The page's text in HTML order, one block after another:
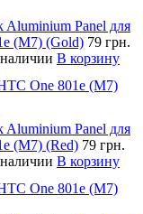
Aluminium Panel для
(M7) (Gold) 79 грн.
В корзину
One 801e (M7)
Aluminium Panel для
(M7) (Red) 79 грн.
В корзину
One 801e (M7)